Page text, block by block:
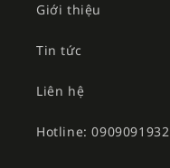
Giới thiệu
Tin tức
Liên hệ
Hotline: 0909091932